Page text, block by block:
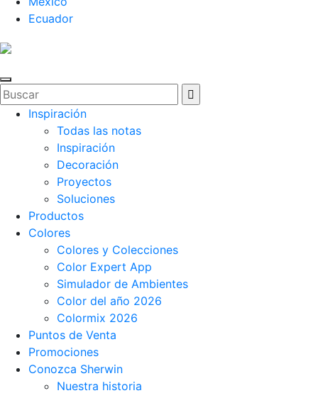
Ecuador
Inspiración
Todas las notas
Inspiración
Decoración
Proyectos
Soluciones
Productos
Colores
Colores y Colecciones
Color Expert App
Simulador de Ambientes
Color del año 2026
Colormix 2026
Puntos de Venta
Promociones
Conozca Sherwin
Nuestra historia